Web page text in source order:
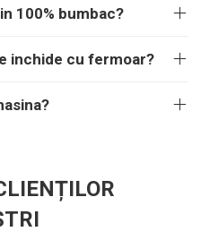
100% bumbac?
inchide cu fermoar?